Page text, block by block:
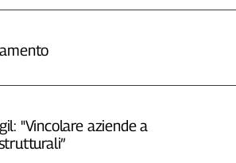
"Vincolare aziende a